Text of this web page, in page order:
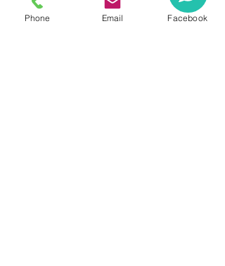
Phone Email Facebook